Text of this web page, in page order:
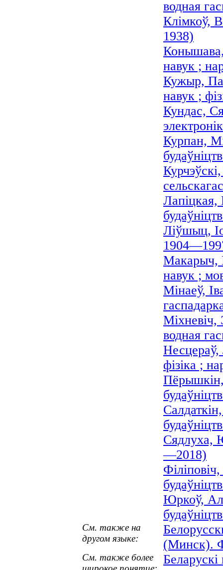
водная
Клімкоў,
1938)
Конышава,
навук ;
Кужыр,
навук ;
Кундас,
Курпан,
Ліўшыц,
Макарыч,
навук ;
Мінаеў,
Міхневіч,
водная
Несцераў,
фізіка ;
Пёрышкін,
Сядлуха,
—2018)
Юркоў,
См. также на
другом языке:
(Минск).
См. также более